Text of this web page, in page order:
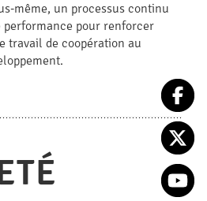
même, un processus continu
performance pour renforcer
travail de coopération au